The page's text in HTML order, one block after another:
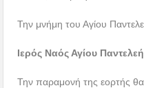
Την μνήμη του Αγίου
Ιερός Ναός Αγίου
Την παραμονή της εορτής